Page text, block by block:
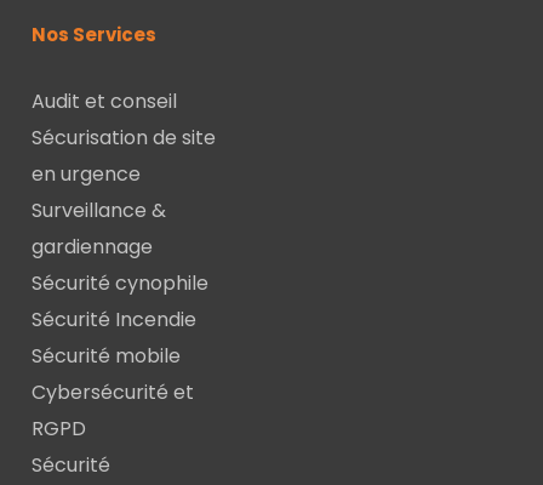
Nos Services
Audit et conseil
Sécurisation de site
en urgence
Surveillance &
gardiennage
Sécurité cynophile
Sécurité Incendie
Sécurité mobile
Cybersécurité et
RGPD
Sécurité